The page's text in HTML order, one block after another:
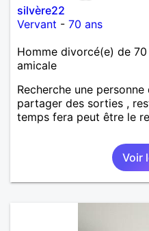
silvère22
Vervant - 70 ans
Homme divorcé(e) de
amicale
Recherche une
partager des sorties ,
temps fera peut être le
Voir